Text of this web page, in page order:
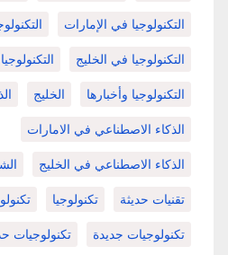
التكنولوجيا في الإمارات
التكنولوجيا في الخليج
التكنولوجيا وأخبارها الخليج
الذكاء الاصطناعي في الامارات
الذكاء الاصطناعي في الخليج
تقنيات حديثة تكنولوجيا
تكنولوجيات جديدة تكنولوجيات